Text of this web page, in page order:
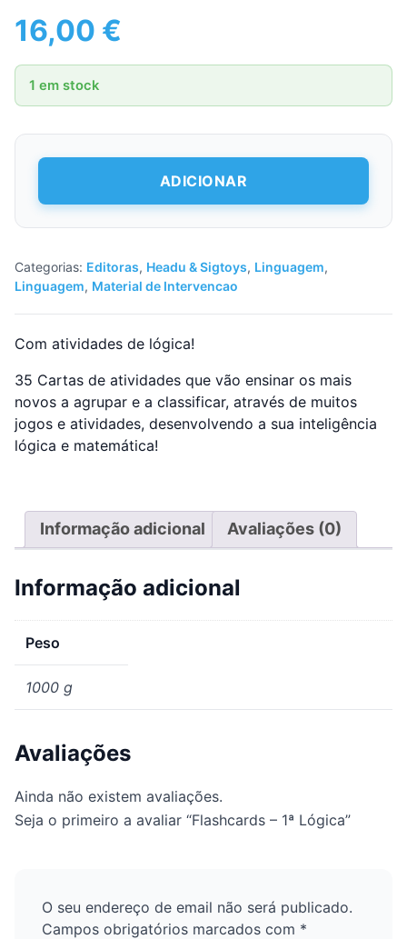
16,00 €
1 em stock
Quantidade
Flashcards
Lógica
ADICIONAR
Categorias: Editoras, Headu & Sigtoys, Linguagem,
Linguagem, Material de Intervencao
Com atividades de lógica!
35 Cartas de atividades que vão ensinar os mais
novos a agrupar e a classificar, através de muitos
jogos e atividades, desenvolvendo a sua inteligência
lógica e matemática!
Informação adicional Avaliações (0)
Informação adicional
Peso
1000 g
Avaliações
Ainda não existem avaliações.
Seja o primeiro a avaliar “Flashcards – 1ª Lógica”
O seu endereço de email não será publicado.
Campos obrigatórios marcados com *